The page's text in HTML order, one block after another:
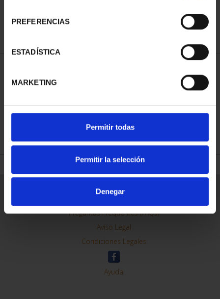
PREFERENCIAS
ESTADÍSTICA
MARKETING
Permitir todas
Permitir la selección
Denegar
REFINAR
Información General
Contacto
Preguntas Frequentes (FAQs)
Aviso Legal
Condiciones Legales
Ayuda